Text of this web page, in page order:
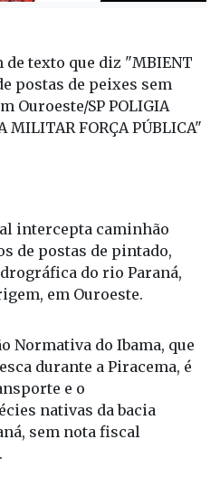
intercepta caminhão
de postas de pintado,
do rio Paraná,
em Ouroeste.
Normativa do Ibama, que
durante a Piracema, é
e o
nativas da bacia
sem nota fiscal